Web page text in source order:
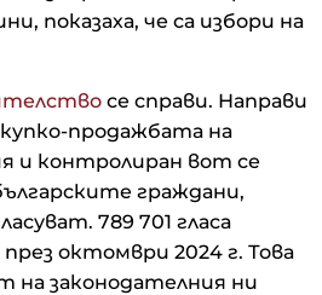
показаха, че са избори на
се справи. Направи
продажбата на
и контролиран вот се
граждани,
789 701 гласа
октомври 2024 г. Това
на законодателния ни